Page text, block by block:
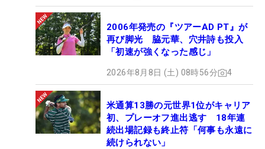
2006年発売の『ツアーAD PT』が
再び脚光 脇元華、穴井詩も投入
「初速が強くなった感じ」
2026年8月8日 (土) 08時56分 4
米通算13勝の元世界1位がキャリア
初、プレーオフ進出逃す 18年連
続出場記録も終止符「何事も永遠に
続けられない」